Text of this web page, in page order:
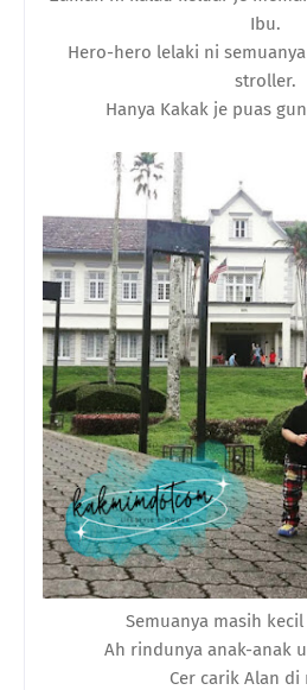
Ibu.
Hero-hero lelaki ni
stroller.
Hanya Kakak je puas
Semuanya masih
Ah rindunya anak-anak
Cer carik Alan di